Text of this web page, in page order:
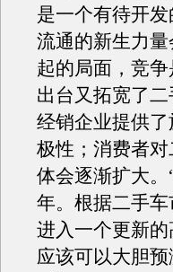
是一个有待开
流通的新生力
起的局面，竞
出台又拓宽了
经销企业提供
极性；消费者
体会逐渐扩大
年。根据二手
进入一个更新
应该可以大胆